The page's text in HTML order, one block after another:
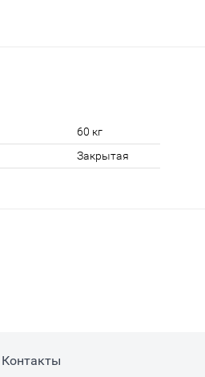
60 кг
Закрытая
Контакты